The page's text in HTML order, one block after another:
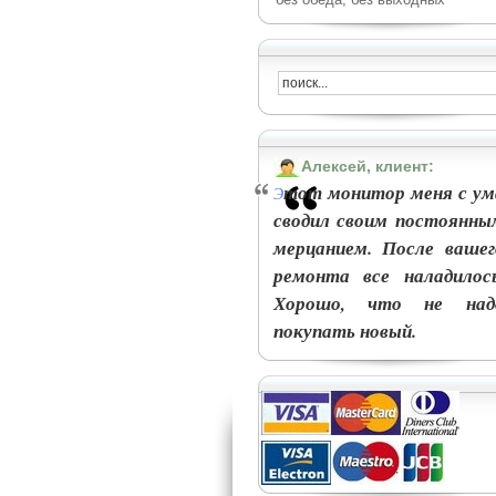
Алексей, клиент:
Этот монитор меня с
сводил своим
мерцанием. После
ремонта все
Хорошо, что не
покупать новый.